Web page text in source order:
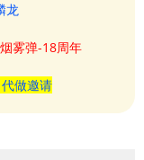
龙
雾弹-18周年
做邀请